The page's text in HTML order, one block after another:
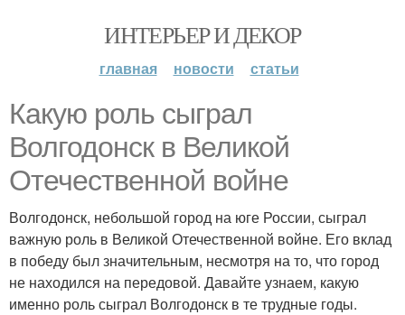
ИНТЕРЬЕР И ДЕКОР
главная новости статьи
Какую роль сыграл
Волгодонск в Великой
Отечественной войне
Волгодонск, небольшой город на юге России, сыграл
важную роль в Великой Отечественной войне. Его вклад
в победу был значительным, несмотря на то, что город
не находился на передовой. Давайте узнаем, какую
именно роль сыграл Волгодонск в те трудные годы.